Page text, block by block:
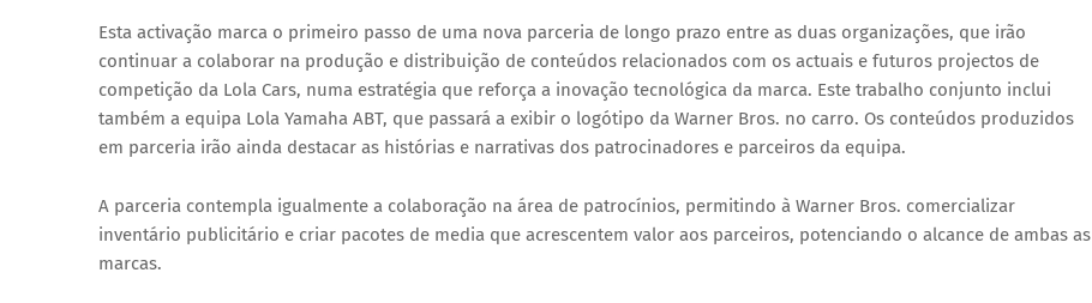
Esta activação marca o primeiro passo de uma nova parceria de longo prazo entre as duas organizações, que irão
continuar a colaborar na produção e distribuição de conteúdos relacionados com os actuais e futuros projectos de
competição da Lola Cars, numa estratégia que reforça a inovação tecnológica da marca. Este trabalho conjunto inclui
também a equipa Lola Yamaha ABT, que passará a exibir o logótipo da Warner Bros. no carro. Os conteúdos produzidos
em parceria irão ainda destacar as histórias e narrativas dos patrocinadores e parceiros da equipa.
A parceria contempla igualmente a colaboração na área de patrocínios, permitindo à Warner Bros. comercializar
inventário publicitário e criar pacotes de media que acrescentem valor aos parceiros, potenciando o alcance de ambas as
marcas.